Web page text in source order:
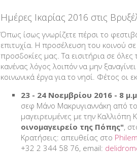
Ημέρες Ικαρίας 2016 στις
Όπως ίσως γνωρίζετε πέρσι το
επιτυχία. Η προσέλευση του κοινού
προσδοκίες μας. Τα εισιτήρια σε όλες
κανένας λόγος λοιπόν να μην
κοινωνικά έργα για το νησί. Φέτος οι
23 - 24 Νοεμβρίου 2016 - 8
σεφ Μάνο Μακρυγιαννάκη από
μαγειρευμένες με την Καλλιόπη
οινομαγειρείο της Πόπης",
Κρατήσεις: απευθείας στο
+32 2 344 58 76, email: